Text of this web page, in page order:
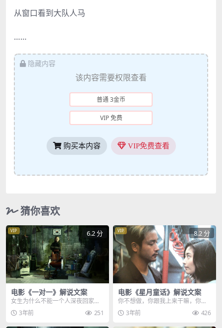
从窗口看到大队人马
……
隐藏内容
该内容需要权限查看
普通 3金币
VIP 免费
购买本内容 VIP免费查看
猜你喜欢
VIP 6.2 分
电影《一对一》解说文案
女生为什么不能一个人深夜回家，
一个女高中生在回来的路上，突然
发现后面跟着几个可疑...
3年前 251
VIP 8.2 分
电影《星月童话》解说文案
你不想做，你跟我上来干嘛，你很
像他，像谁，你男朋友，那你找
他，找我干嘛，男人愤怒...
3年前 426